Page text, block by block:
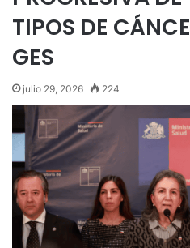
TIPOS DE
GES
julio 29, 2026 224